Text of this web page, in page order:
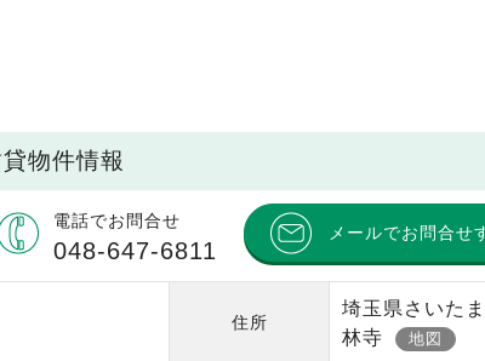
物件情報
電話でお問合せ
048-647-6811
メールでお問合せ
住所
埼玉県さいた
林寺
地図